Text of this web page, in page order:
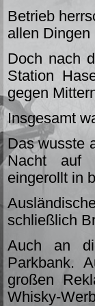
Betrieb
allen
Doch nach
Station
gegen
Insgesamt
Das wusste
Nacht auf
eingerollt in
schließlich
Auch an
Parkbank.
großen
Whisky-